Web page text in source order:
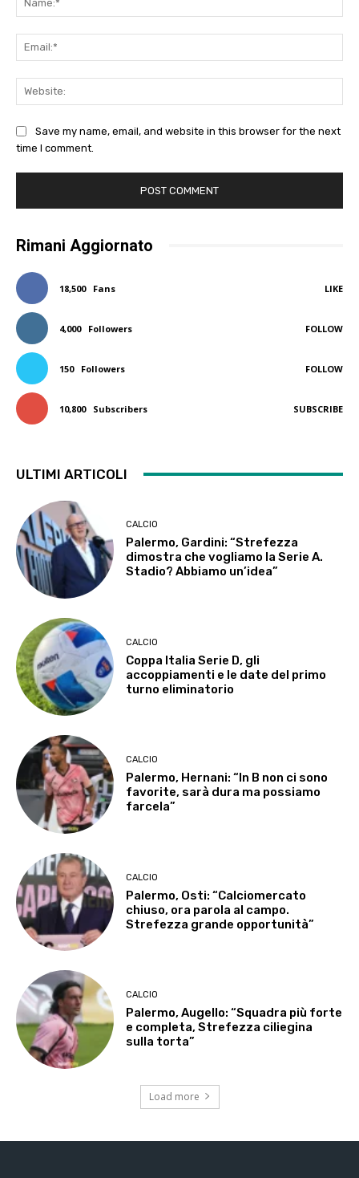
Save my name, email, and website in this browser for the next
time I comment.
Rimani Aggiornato
18,500 Fans LIKE
4,000 Followers FOLLOW
150 Followers FOLLOW
10,800 Subscribers SUBSCRIBE
ULTIMI ARTICOLI
CALCIO
Palermo, Gardini: “Strefezza
dimostra che vogliamo la Serie A.
Stadio? Abbiamo un’idea”
CALCIO
Coppa Italia Serie D, gli
accoppiamenti e le date del primo
turno eliminatorio
CALCIO
Palermo, Hernani: “In B non ci sono
favorite, sarà dura ma possiamo
farcela”
CALCIO
Palermo, Osti: “Calciomercato
chiuso, ora parola al campo.
Strefezza grande opportunità”
CALCIO
Palermo, Augello: “Squadra più forte
e completa, Strefezza ciliegina
sulla torta”
Load more